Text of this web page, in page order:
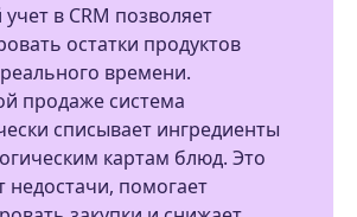
учет в CRM позволяет
остатки продуктов
времени.
продаже система
списывает ингредиенты
картам блюд. Это
недостачи, помогает